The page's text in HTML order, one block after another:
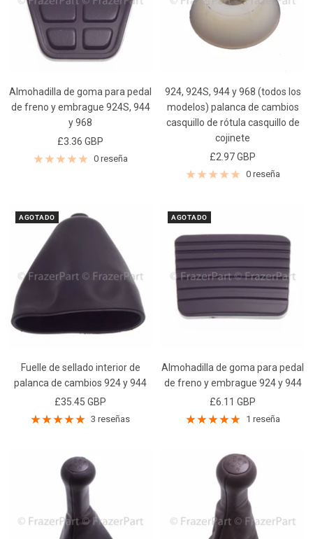
Almohadilla de goma para pedal
de freno y embrague 924S, 944
y 968
Precio
de
£3.36 GBP
0 reseña
924, 924S, 944 y 968 (todos los
modelos) palanca de cambios
casquillo de rótula casquillo de
cojinete
Precio
de
£2.97 GBP
0 reseña
AGOTADO
Fuelle de sellado interior de
palanca de cambios 924 y 944
Precio
de
£35.45 GBP
3 reseñas
AGOTADO
Almohadilla de goma para pedal
de freno y embrague 924 y 944
Precio
de
£6.11 GBP
1 reseña